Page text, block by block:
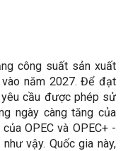
công suất sản xuất
năm 2027. Để đạt
cầu được phép sử
ngày càng tăng của
OPEC và OPEC+ -
vậy. Quốc gia này,